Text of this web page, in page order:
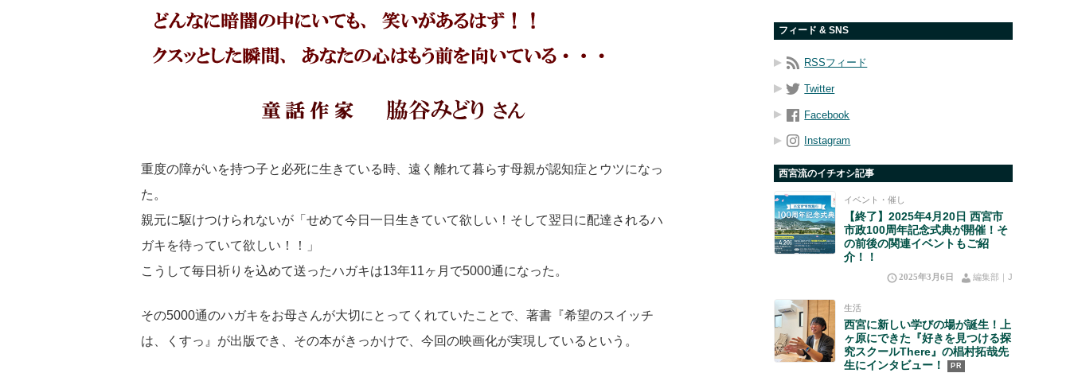
重度の障がいを持つ子と必死に生きている時、遠く離れて暮らす母親が認知症とウツになっ
た。
親元に駆けつけられないが「せめて今日一日生きていて欲しい！そして翌日に配達されるハ
ガキを待っていて欲しい！！」
こうして毎日祈りを込めて送ったハガキは13年11ヶ月で5000通になった。
その5000通のハガキをお母さんが大切にとってくれていたことで、著書『希望のスイッチ
は、くすっ』が出版でき、その本がきっかけで、今回の映画化が実現しているという。
フィード & SNS
RSSフィード
Twitter
Facebook
Instagram
西宮流のイチオシ記事
イベント・催し
【終了】2025年4月20日 西宮市
市政100周年記念式典が開催！そ
の前後の関連イベントもご紹
介！！
2025年3月6日 編集部｜J
生活
西宮に新しい学びの場が誕生！上
ヶ原にできた『好きを見つける探
究スクールThere』の椙村拓哉先
生にインタビュー！
PR